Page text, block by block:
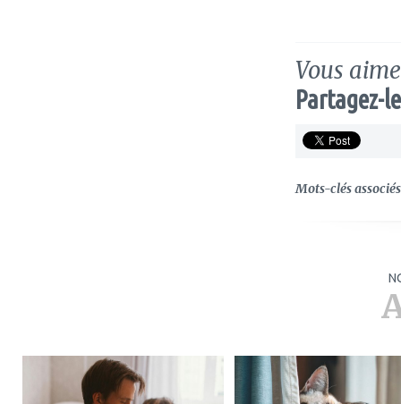
Vous
Partagez-
Mots-clés
favoris
à
mes
favoris